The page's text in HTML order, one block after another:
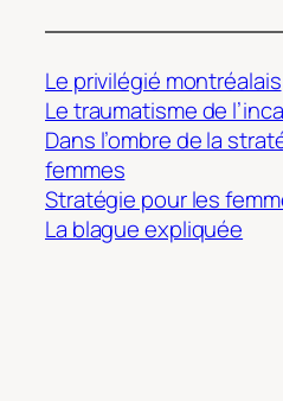
Le privilégié montréalais
Le traumatisme de
Dans l’ombre de la
femmes
Stratégie pour les
La blague expliquée